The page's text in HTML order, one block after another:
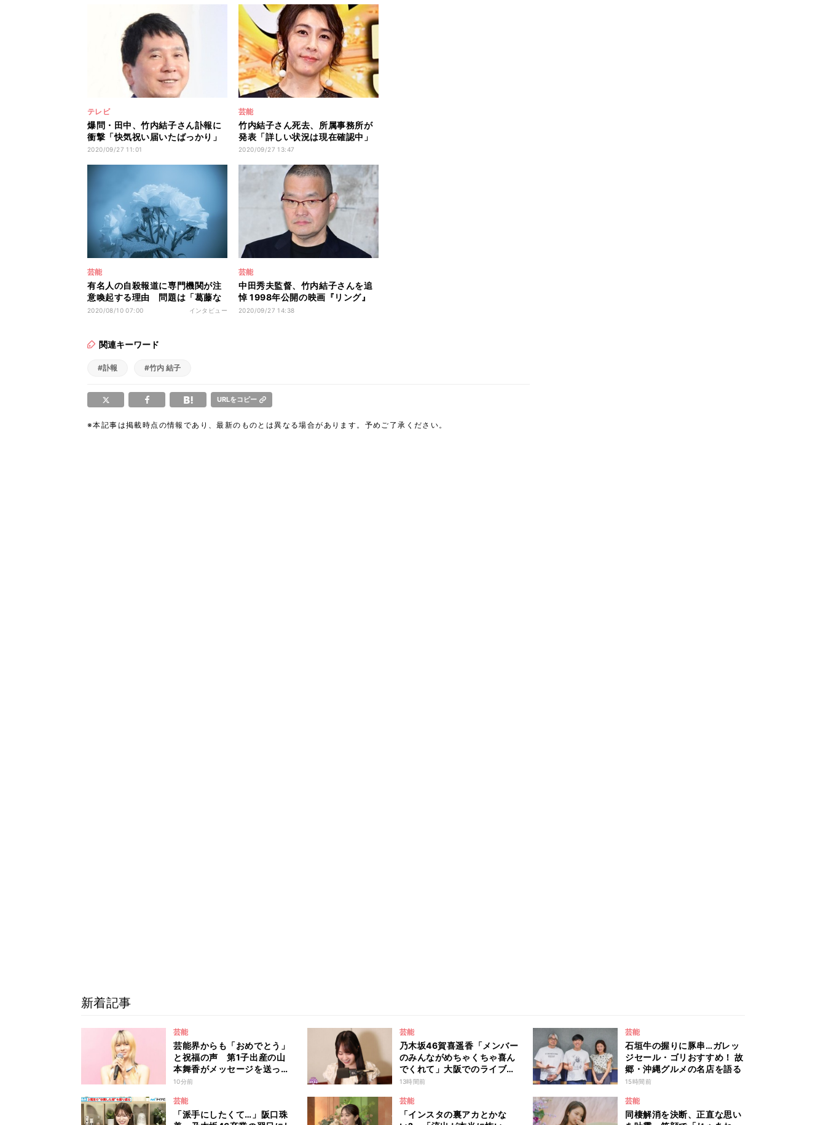
テレビ
爆問・田中、竹内結子さん訃報に
衝撃「快気祝い届いたばっかり」
2020/09/27 11:01
芸能
竹内結子さん死去、所属事務所が
発表「詳しい状況は現在確認中」
2020/09/27 13:47
芸能
有名人の自殺報道に専門機関が注
意喚起する理由 問題は「葛藤な
き発信」
2020/08/10 07:00 インタビュー
芸能
中田秀夫監督、竹内結子さんを追
悼 1998年公開の映画『リング』
で起用
2020/09/27 14:38
関連キーワード
#訃報 #竹内 結子
URLをコピー
※本記事は掲載時点の情報であり、最新のものとは異なる場合があります。予めご了承ください。
新着記事
芸能
芸能界からも「おめでとう」
と祝福の声 第1子出産の山
本舞香がメッセージを送っ
た、我が子が“同い年”の女優
た所属事務所からの退所を報
告「自分の進むべき道を改め
10分前
芸能
乃木坂46賀喜遥香「メンバー
のみんながめちゃくちゃ喜ん
でくれて」大阪でのライブで
毎回届く“親戚からの差し入
13時間前
芸能
石垣牛の握りに豚串…ガレッ
ジセール・ゴリおすすめ！ 故
郷・沖縄グルメの名店を語る
15時間前
芸能
「派手にしたくて…」阪口珠
芸能
「インスタの裏アカとかな
芸能
同棲解消を決断、正直な思い